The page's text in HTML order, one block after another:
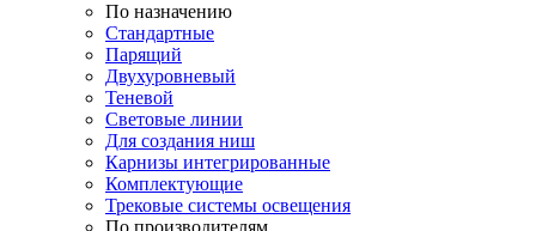
По назначению
Стандартные
Парящий
Двухуровневый
Теневой
Световые линии
Для создания ниш
Карнизы интегрированные
Комплектующие
Трековые системы освещения
По производителям